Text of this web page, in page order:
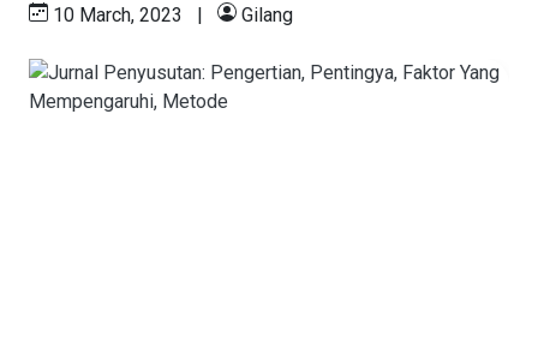
10 March, 2023 | Gilang